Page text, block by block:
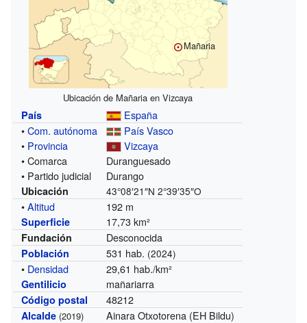
Mañaria
Ubicación de Mañaria en Vizcaya
País
España
•Com. autónoma
País Vasco
• Provincia
Vizcaya
• Comarca
Duranguesado
• Partido judicial
Durango
Ubicación 43°08′21″N 2°39′35″O
•Altitud 192 m
Superficie 17,73 km²
Fundación Desconocida
Población 531 hab. (2024)
• Densidad 29,61 hab./km²
Gentilicio mañariarra
Código postal 48212
Alcalde (2019) Ainara Otxotorena (EH Bildu)